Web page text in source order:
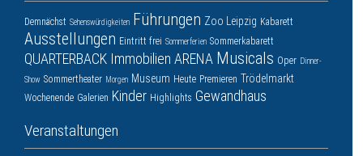
Demnächst Sehenswürdigkeiten Führungen Zoo Leipzig Kabarett
Ausstellungen Eintritt frei Sommerferien Sommerkabarett
QUARTERBACK Immobilien ARENA Musicals Oper Dinner-
Show Sommertheater Morgen Museum Heute Premieren Trödelmarkt
Wochenende Galerien Kinder Highlights Gewandhaus
Veranstaltungen